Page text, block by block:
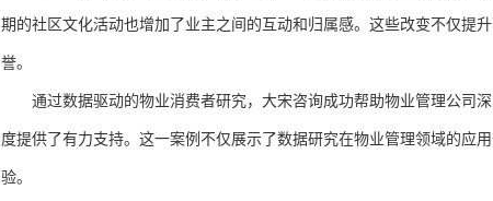
期的社区文化活动也增加了业主之间的互动和归属感。这些改变不仅提
誉。
通过数据驱动的物业消费者研究，大宋咨询成功帮助物业管理公司
度提供了有力支持。这一案例不仅展示了数据研究在物业管理领域的应
验。